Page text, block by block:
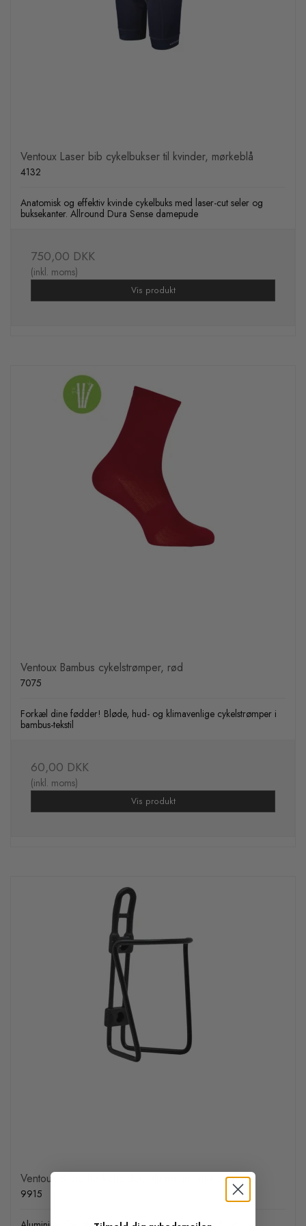
Ventoux Laser bib cykelbukser til kvinder, mørkeblå
4132
Anatomisk og effektiv kvinde cykelbuks med laser-cut seler og
buksekanter. Allround Dura Sense damepude
750,00 DKK
(inkl. moms)
Vis produkt
Ventoux Bambus cykelstrømper, rød
7075
Forkæl dine fødder! Bløde, hud- og klimavenlige cykelstrømper i
bambus-tekstil
60,00 DKK
(inkl. moms)
Vis produkt
Ventoux Basic flaskeholder, aluminium, mat sort
9915